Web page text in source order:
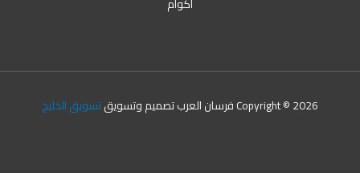
Copyright © 2026 فرسان العرب تصميم وتسويق تسويق الخليج